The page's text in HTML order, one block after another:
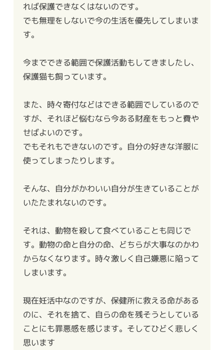
れば保護できなくはないのです。
でも無理をしないで今の生活を優先してしまいま
す。
今までできる範囲で保護活動もしてきましたし、
保護猫も飼っています。
また、時々寄付などはできる範囲でしているので
すが、それほど悩むなら今ある財産をもっと費や
せばよいのです。
でもそれもできないのです。自分の好きな洋服に
使ってしまったりします。
そんな、自分がかわいい自分が生きていることが
いたたまれないのです。
それは、動物を殺して食べていることも同じで
す。動物の命と自分の命、どちらが大事なのかわ
からなくなります。時々激しく自己嫌悪に陥って
しまいます。
現在妊活中なのですが、保健所に救える命がある
のに、それを捨て、自らの命を残そうとしている
ことにも罪悪感を感じます。そしてひどく悲しく
思います